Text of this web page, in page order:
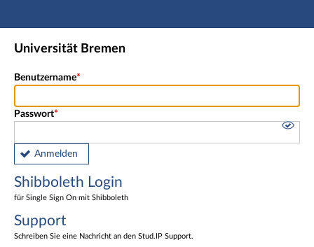
Hauptnavigation
Shibboleth Login
Universität Bremen
Benutzername
Passwort
Anmelden
Shibboleth Login
für Single Sign On mit Shibboleth
Support
Schreiben Sie eine Nachricht an den Stud.IP Support.